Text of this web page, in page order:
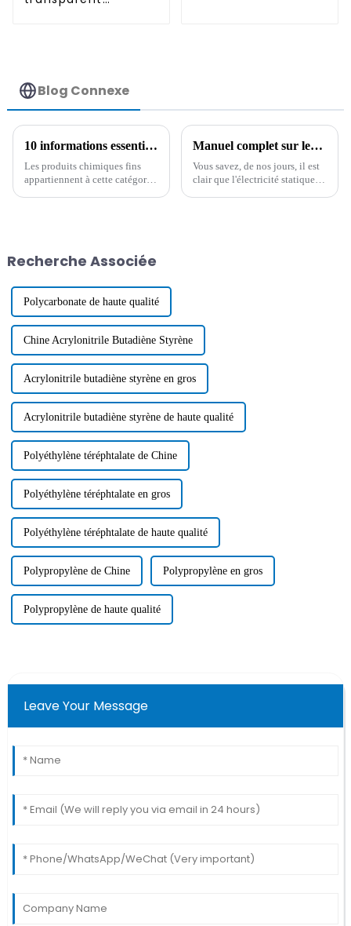
Blog Connexe
10 informations essentielles sur le mélange maître HDT que tout acheteur international devrait connaître
Les produits chimiques fins
appartiennent à cette catégorie
production.
Manuel complet sur les agents antistatiques longue durée pour les industries modernes
Vous savez, de nos jours, il est
clair que l'électricité statique
Recherche Associée
Polycarbonate de haute qualité
Chine Acrylonitrile Butadiène Styrène
Acrylonitrile butadiène styrène en gros
Acrylonitrile butadiène styrène de haute qualité
Polyéthylène téréphtalate de Chine
Polyéthylène téréphtalate en gros
Polyéthylène téréphtalate de haute qualité
Polypropylène de Chine Polypropylène en gros
Polypropylène de haute qualité
Leave Your Message